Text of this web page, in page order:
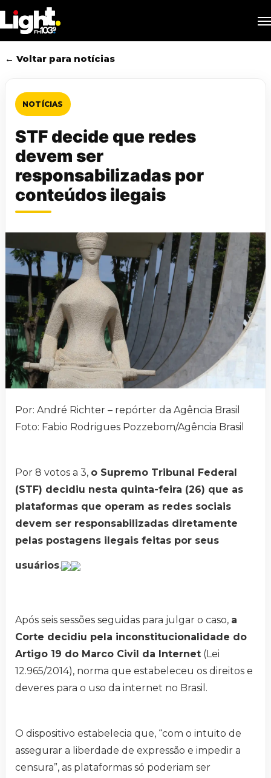
to
main
content
← Voltar para notícias
NOTÍCIAS
STF decide que redes
devem ser
responsabilizadas por
conteúdos ilegais
Por: André Richter – repórter da Agência Brasil
Foto: Fabio Rodrigues Pozzebom/Agência Brasil
Por 8 votos a 3, o Supremo Tribunal Federal
(STF) decidiu nesta quinta-feira (26) que as
plataformas que operam as redes sociais
devem ser responsabilizadas diretamente
pelas postagens ilegais feitas por seus
usuários.
Após seis sessões seguidas para julgar o caso, a
Corte decidiu pela inconstitucionalidade do
Artigo 19 do Marco Civil da Internet (Lei
12.965/2014), norma que estabeleceu os direitos e
deveres para o uso da internet no Brasil.
O dispositivo estabelecia que, “com o intuito de
assegurar a liberdade de expressão e impedir a
censura”, as plataformas só poderiam ser